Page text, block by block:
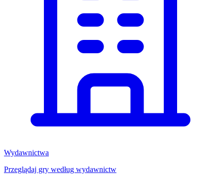
Wydawnictwa
Przeglądaj gry według wydawnictw